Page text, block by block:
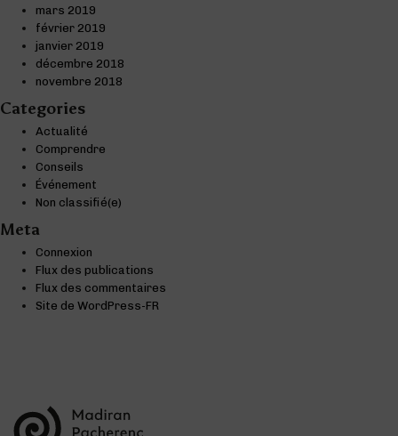
mars 2019
février 2019
janvier 2019
décembre 2018
novembre 2018
Categories
Actualité
Comprendre
Conseils
Événement
Non classifié(e)
Meta
Connexion
Flux des publications
Flux des commentaires
Site de WordPress-FR